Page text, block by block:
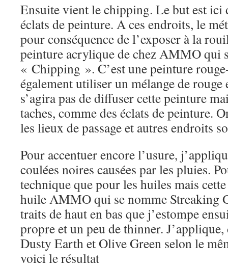
Ensuite vient le chipping. Le but est ici
éclats de peinture. A ces endroits, le
pour conséquence de l’exposer à la
peinture acrylique de chez AMMO qui
« Chipping ». C’est une peinture
également utiliser un mélange de
s’agira pas de diffuser cette peinture
taches, comme des éclats de peinture.
les lieux de passage et autres endroits
Pour accentuer encore l’usure,
coulées noires causées par les pluies.
technique que pour les huiles mais
huile AMMO qui se nomme Streaking
traits de haut en bas que j’estompe
propre et un peu de thinner.
Dusty Earth et Olive Green selon le
voici le résultat